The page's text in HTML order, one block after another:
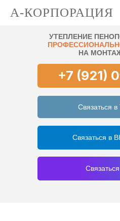
А-КОРПОРАЦИЯ
+7 (921)
Связаться в
УТЕПЛЕНИЕ
НА
Связаться в